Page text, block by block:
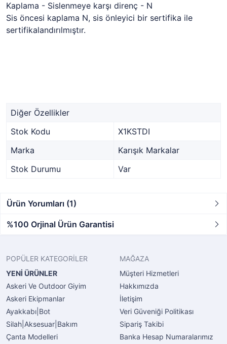
Kaplama - Sislenmeye karşı direnç - N
Sis öncesi kaplama N, sis önleyici bir sertifika ile
sertifikalandırılmıştır.
Diğer Özellikler
Stok Kodu
X1KSTDI
Marka
Karışık Markalar
Stok Durumu
Var
Ürün Yorumları (1)
%100 Orjinal Ürün Garantisi
POPÜLER KATEGORİLER
YENİ ÜRÜNLER
Askeri Ve Outdoor Giyim
Askeri Ekipmanlar
Ayakkabı|Bot
Silah|Aksesuar|Bakım
Çanta Modelleri
MAĞAZA
Müşteri Hizmetleri
Hakkımızda
İletişim
Veri Güveniği Politikası
Sipariş Takibi
Banka Hesap Numaralarımız